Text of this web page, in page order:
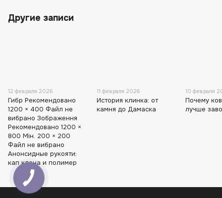
Другие записи
12 февраля 2026
Гибр Рекомендовано
1200 × 400 Файл не
вибрано Зображення
Рекомендовано 1200 ×
800 Мін. 200 × 200
Файл не вибрано
Анонсидные рукояти:
кап клена и полимер
11 февраля 2026
История клинка: от
камня до Дамаска
10 февраля
Почему
лучше